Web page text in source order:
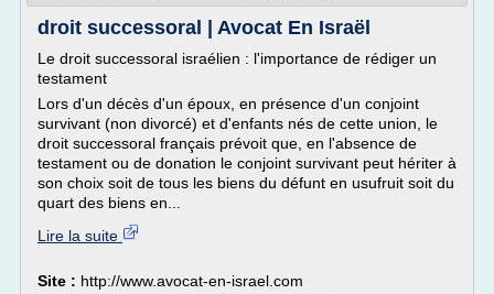
droit successoral | Avocat En Israël
Le droit successoral israélien : l'importance de rédiger un
testament
Lors d'un décès d'un époux, en présence d'un conjoint
survivant (non divorcé) et d'enfants nés de cette union, le
droit successoral français prévoit que, en l'absence de
testament ou de donation le conjoint survivant peut hériter à
son choix soit de tous les biens du défunt en usufruit soit du
quart des biens en...
Lire la suite
Site : http://www.avocat-en-israel.com